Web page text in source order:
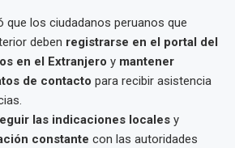
que los ciudadanos peruanos que
deben registrarse en el portal del
en el Extranjero y mantener
de contacto para recibir asistencia
las indicaciones locales y
constante con las autoridades